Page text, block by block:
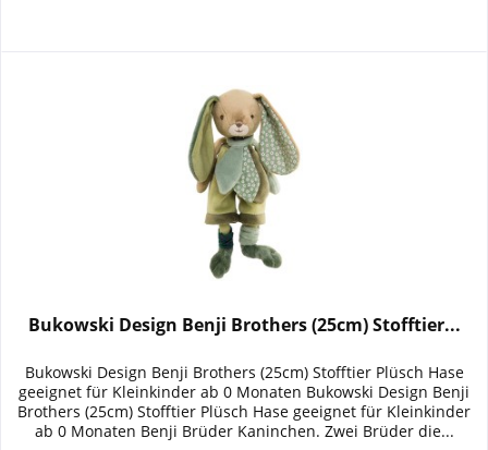
Bukowski Design Benji Brothers (25cm) Stofftier...
Bukowski Design Benji Brothers (25cm) Stofftier Plüsch Hase
geeignet für Kleinkinder ab 0 Monaten Bukowski Design Benji
Brothers (25cm) Stofftier Plüsch Hase geeignet für Kleinkinder
ab 0 Monaten Benji Brüder Kaninchen. Zwei Brüder die...